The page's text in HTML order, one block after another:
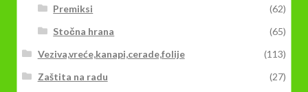
Premiksi
(62)
Stočna hrana
(65)
Veziva,vreće,kanapi,cerade,folije
(113)
Zaštita na radu
(27)